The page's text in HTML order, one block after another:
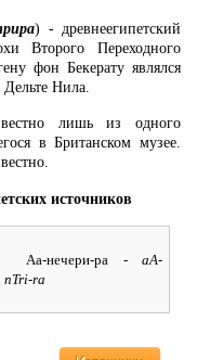
) - древнеегипетский
Второго Переходного
фон Бекерату являлся
Дельте Нила.
лишь из одного
в Британском музее.
источников
Аа-нечери-ра - aA-
nTri-ra